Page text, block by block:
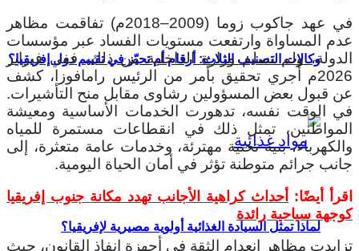
وكالات التصنيف الثلاث: أرقام أم تحيّز في تقييم دول إفريقيا؟
لماذا تمثل السيادة الغذائية أولوية مصيرية لإفريقيا؟
في عهد جاكوب زوما (2009–2018م) تفاقمت مظاهر
عدم المساواة وارتفعت مستويات الفساد عبر مؤسسات
الدولة، ولم تسلم وزارة الداخلية من ذلك، ففي فبراير
2026م أُجري تحقيق بأمر من الرئيس رامافوزا، كشف
عن قبول بعض المسؤولين رشاوى مقابل منح التأشيرات.
في الوقت نفسه، تدهورت الخدمات الأساسية ومعيشة
المواطنين، تمثل ذلك في انقطاعات مستمرة للمياه
والكهرباء، بنية تحتية مهترئة، وخدمات عامة متعثرة، إلى
جانب جرائم متوطنة تؤثر في أمان الحياة اليومية.
اقرأ أيضًا: أحداث كراهية الأجانب تهدد مكانة جنوب إفريقيا
كوجهة سياحية رائدة
تزايدت مظاهر انعدام الثقة في أجهزة إنفاذ القانون، حيث